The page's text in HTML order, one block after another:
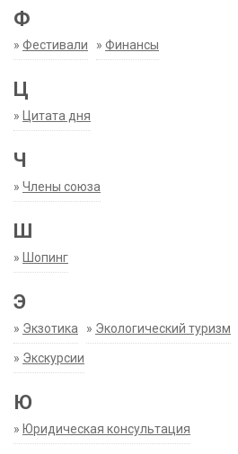
Ф
» Фестивали » Финансы
Ц
» Цитата дня
Ч
» Члены союза
Ш
» Шопинг
Э
» Экзотика » Экологический туризм
» Экскурсии
Ю
» Юридическая консультация